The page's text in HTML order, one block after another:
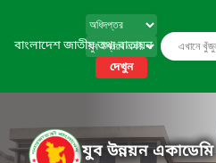
বাংলাদেশ জাতীয় তথ্য বাতায়ন
দেখুন
যুব উন্নয়ন একাডেমি